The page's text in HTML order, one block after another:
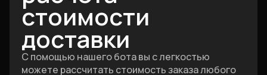
стоимости
доставки
С помощью нашего бота вы с легкостью
можете рассчитать стоимость заказа любого